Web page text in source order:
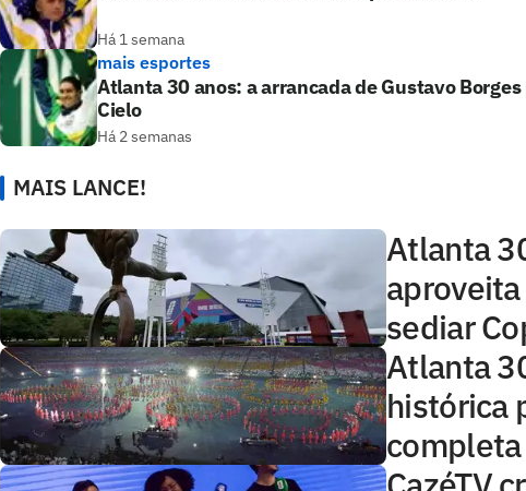
Há 1 semana
mais esportes
Atlanta 30 anos: a arrancada de Gustavo
Cielo
Há 2 semanas
MAIS LANCE!
Atlanta
sediar
Atlanta
histórica